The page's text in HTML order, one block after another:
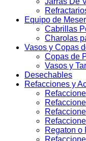
Equipo de
Cabrillas
Charolas
Vasos y Copas
Copas de
Vasos y
Desechables
Refacciones y
Regaton o